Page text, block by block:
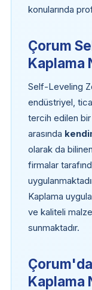
konularında
Çorum
Kaplama
Self-Leveling
endüstriyel,
tercih edilen
arasında
olarak da
firmalar
Kaplama
ve kaliteli
sunmaktadır.
Kaplama